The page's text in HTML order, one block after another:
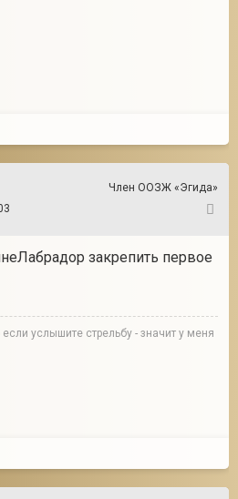
Член ООЗЖ «Эгида»
закрепить первое
услышите стрельбу - значит у меня